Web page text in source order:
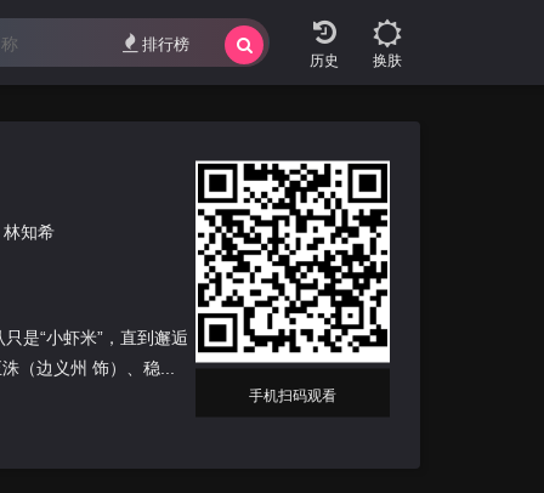
换肤
排行榜
林知希
是“小虾米”，直到邂逅
（边义州 饰）、稳...
手机扫码观看